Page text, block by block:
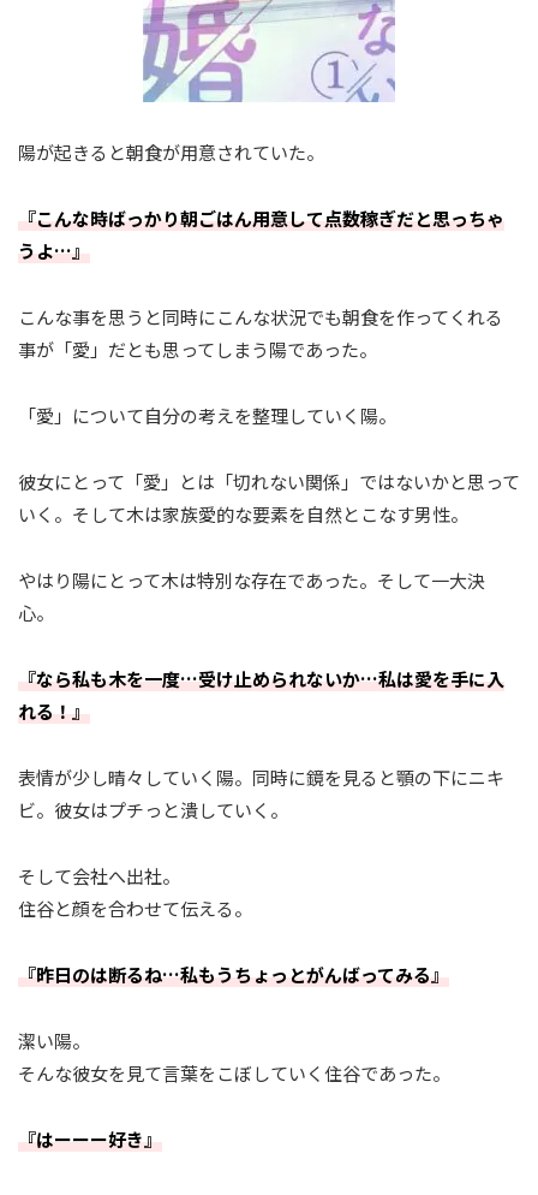
陽が起きると朝食が用意されていた。
『こんな時ばっかり朝ごはん用意して点数稼ぎだと思っちゃ
うよ…』
こんな事を思うと同時にこんな状況でも朝食を作ってくれる
事が「愛」だとも思ってしまう陽であった。
「愛」について自分の考えを整理していく陽。
彼女にとって「愛」とは「切れない関係」ではないかと思って
いく。そして木は家族愛的な要素を自然とこなす男性。
やはり陽にとって木は特別な存在であった。そして一大決
心。
『なら私も木を一度…受け止められないか…私は愛を手に入
れる！』
表情が少し晴々していく陽。同時に鏡を見ると顎の下にニキ
ビ。彼女はプチっと潰していく。
そして会社へ出社。
住谷と顔を合わせて伝える。
『昨日のは断るね…私もうちょっとがんばってみる』
潔い陽。
そんな彼女を見て言葉をこぼしていく住谷であった。
『はーーー好き』